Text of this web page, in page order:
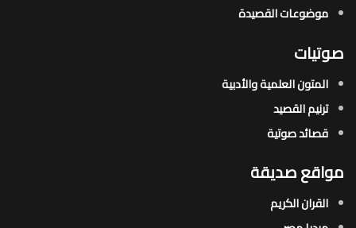
موضوعات القصيدة​
صوتيات
المتون العلمية والأدبية
ترنيم القصيد
قصائد صوتية
مواقع صديقة
القران الكريم